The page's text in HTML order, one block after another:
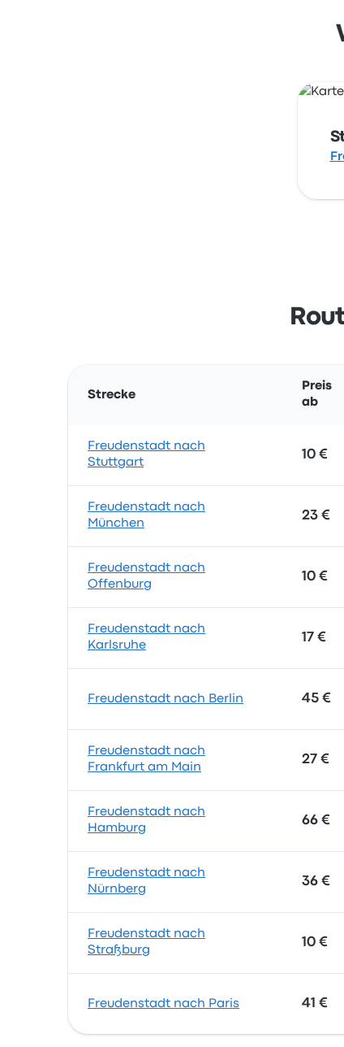
Strecke
Preis
ab
Freudenstadt nach
Stuttgart
10 €
Freudenstadt nach
München
23 €
Freudenstadt nach
Offenburg
10 €
Freudenstadt nach
Karlsruhe
17 €
Freudenstadt nach Berlin 45 €
Freudenstadt nach
Frankfurt am Main
27 €
Freudenstadt nach
Hamburg
66 €
Freudenstadt nach
Nürnberg
36 €
Freudenstadt nach
Straßburg
10 €
Freudenstadt nach Paris 41 €